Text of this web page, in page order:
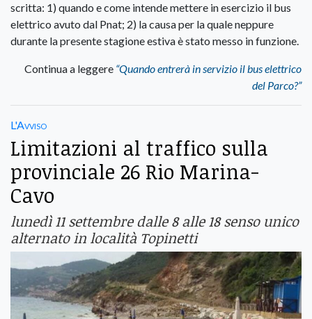
scritta: 1) quando e come intende mettere in esercizio il bus
elettrico avuto dal Pnat; 2) la causa per la quale neppure
durante la presente stagione estiva è stato messo in funzione.
Continua a leggere “Quando entrerà in servizio il bus elettrico
del Parco?”
L'Avviso
Limitazioni al traffico sulla
provinciale 26 Rio Marina-
Cavo
lunedì 11 settembre dalle 8 alle 18 senso unico
alternato in località Topinetti